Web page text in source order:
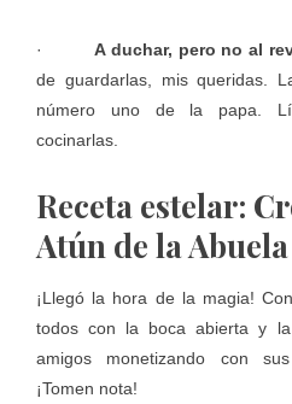
· A duchar, pero no al
de guardarlas, mis queridas.
número uno de la papa.
cocinarlas.
Receta estelar:
Atún de la Abuela
¡Llegó la hora de la magia!
todos con la boca abierta y
amigos monetizando con
¡Tomen nota!